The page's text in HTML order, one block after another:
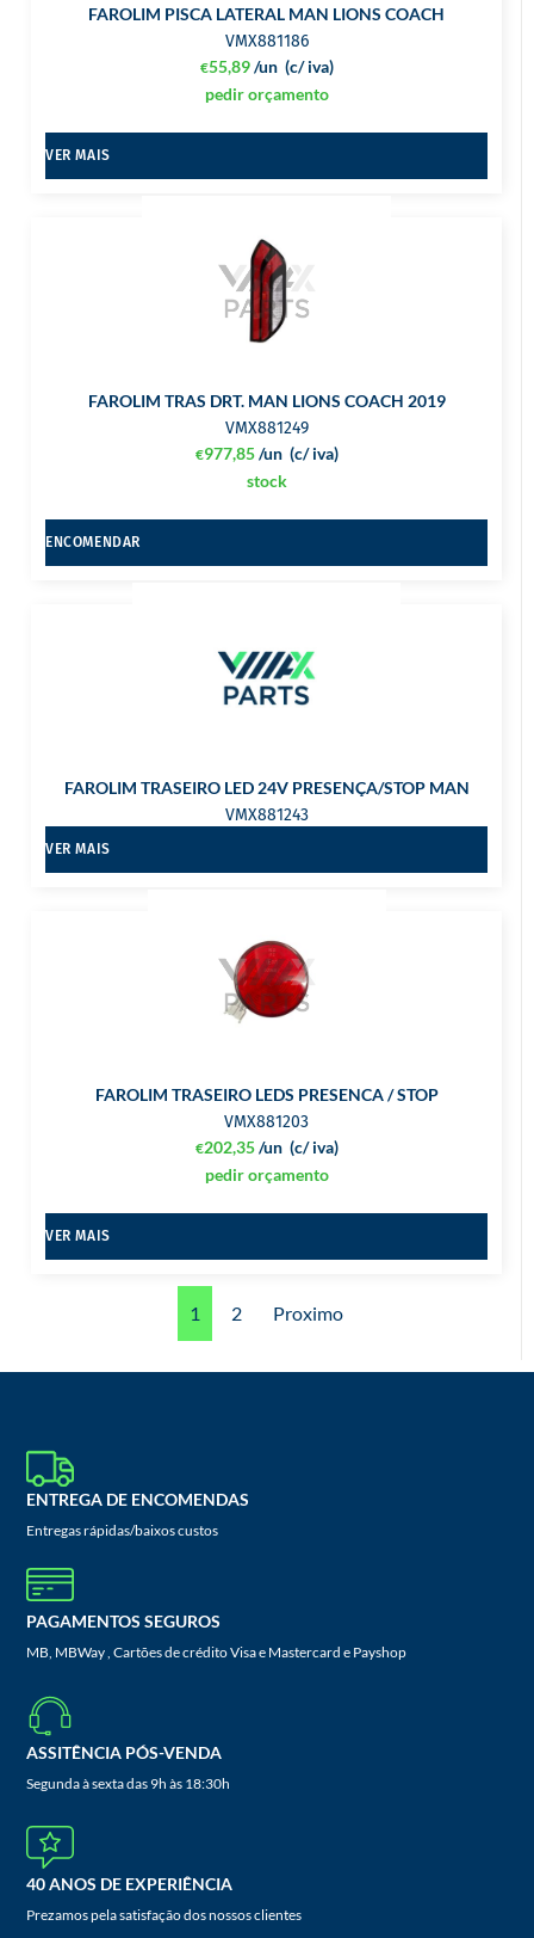
FAROLIM PISCA LATERAL MAN LIONS COACH
VMX881186
€55,89 (c/ iva)
/un
pedir orçamento
VER MAIS
FAROLIM TRAS DRT. MAN LIONS COACH 2019
VMX881249
€977,85 (c/ iva)
/un
stock
ENCOMENDAR
FAROLIM TRASEIRO LED 24V PRESENÇA/STOP MAN
VMX881243
VER MAIS
FAROLIM TRASEIRO LEDS PRESENCA / STOP
VMX881203
€202,35 (c/ iva)
/un
pedir orçamento
VER MAIS
1 2 Proximo
ENTREGA DE ENCOMENDAS
Entregas rápidas/baixos custos
PAGAMENTOS SEGUROS
MB, MBWay , Cartões de crédito Visa e Mastercard e Payshop
ASSITÊNCIA PÓS-VENDA
Segunda à sexta das 9h às 18:30h
40 ANOS DE EXPERIÊNCIA
Prezamos pela satisfação dos nossos clientes